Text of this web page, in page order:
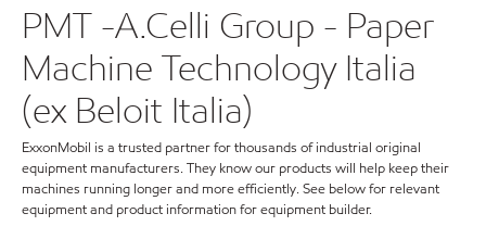
PMT -A.Celli Group - Paper
Machine Technology Italia
(ex Beloit Italia)
ExxonMobil is a trusted partner for thousands of industrial original
equipment manufacturers. They know our products will help keep their
machines running longer and more efficiently. See below for relevant
equipment and product information for equipment builder.